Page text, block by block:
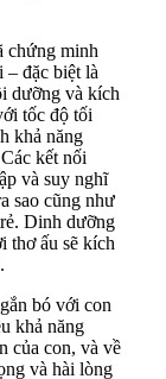
chứng minh
– đặc biệt là
dưỡng và kích
tốc độ tối
khả năng
kết nối
và suy nghĩ
sao cũng như
Dinh dưỡng
thơ ấu sẽ kích
bó với con
khả năng
của con, và về
và hài lòng